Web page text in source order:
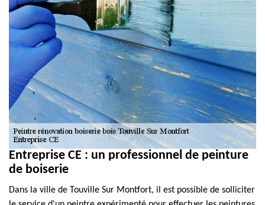
Entreprise CE : un professionnel de peinture
de boiserie
Dans la ville de Touville Sur Montfort, il est possible de solliciter